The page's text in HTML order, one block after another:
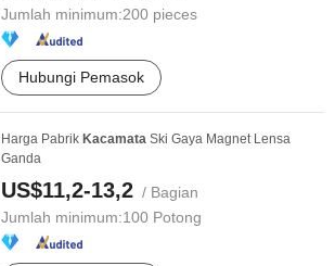
Jumlah minimum:200 pieces
Hubungi Pemasok
Harga Pabrik Kacamata Ski Gaya Magnet Lensa
Ganda
US$11,2-13,2 / Bagian
Jumlah minimum:100 Potong